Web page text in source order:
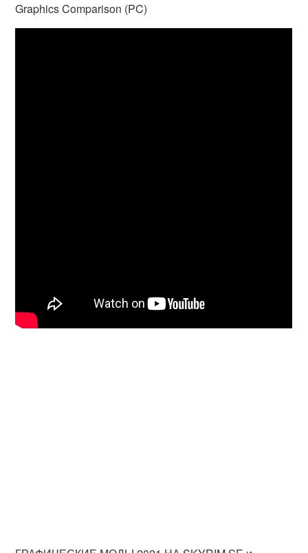
Graphics Comparison (PC)